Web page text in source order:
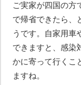
ご実家が四国の方
で帰省できたら、
うです。自家用車
できますと、感染
かに寄って行くこ
ますね。